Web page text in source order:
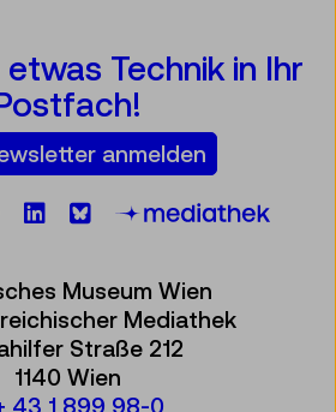
etwas Technik in Ihr
anmelden
LinkedIn
Bluesky
Museum Wien
Mediathek
Straße 212
1140 Wien
43 1 899 98-0